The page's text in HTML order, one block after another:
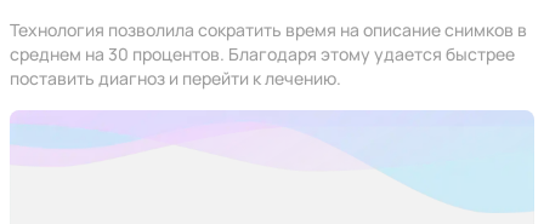
Технология позволила сократить время на описание снимков в
среднем на 30 процентов. Благодаря этому удается быстрее
поставить диагноз и перейти к лечению.